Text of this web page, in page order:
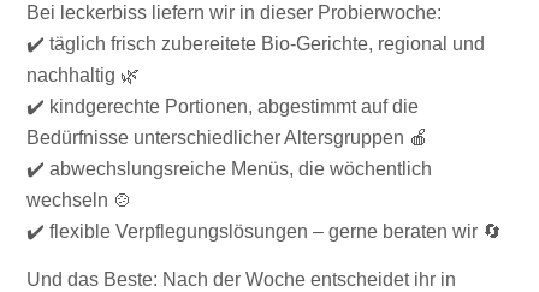
Bei leckerbiss liefern wir in dieser Probierwoche:
✔️ täglich frisch zubereitete Bio-Gerichte, regional und
nachhaltig 🌿
✔️ kindgerechte Portionen, abgestimmt auf die
Bedürfnisse unterschiedlicher Altersgruppen 🍎
✔️ abwechslungsreiche Menüs, die wöchentlich
wechseln 🍲
✔️ flexible Verpflegungslösungen – gerne beraten wir 🔄
Und das Beste: Nach der Woche entscheidet ihr in